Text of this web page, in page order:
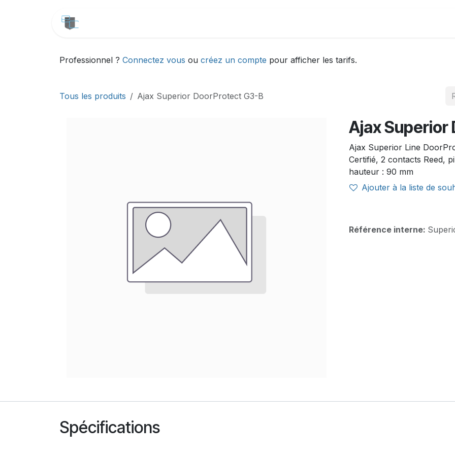
Professionnel ? Connectez vous ou créez un compte pour afficher les tarifs.
Tous les produits Ajax Superior DoorProtect G3-B
Ajax Superior
Ajax Superior Line
Certifié, 2 contacts Reed,
hauteur : 90 mm
Ajouter à la liste de
Référence interne:
Spécifications